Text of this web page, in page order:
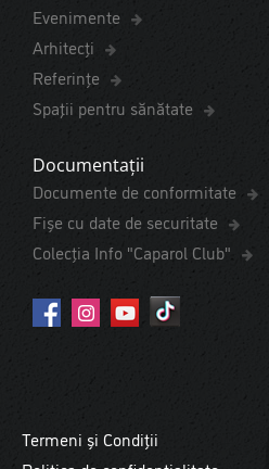
Evenimente
Arhitecți
Referințe
Spaţii pentru sănătate
Documentații
Documente de conformitate
Fișe cu date de securitate
Colecția Info "Caparol Club"
Termeni și Condiții